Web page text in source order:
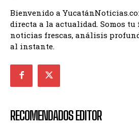
Bienvenido a
directa a la actualidad. Somos tu
noticias frescas, análisis
al instante.
RECOMENDADOS EDITOR